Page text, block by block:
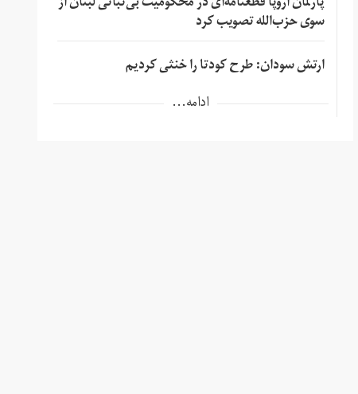
سوی حزب‌الله تصویب کرد
ارتش سودان: طرح کودتا را خنثی کردیم
ادامه...